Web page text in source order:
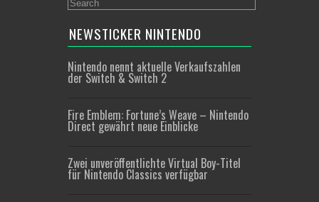
NEWSTICKER NINTENDO
Nintendo nennt aktuelle Verkaufszahlen
der Switch & Switch 2
Fire Emblem: Fortune’s Weave – Nintendo
Direct gewährt neue Einblicke
Zwei unveröffentlichte Virtual Boy-Titel
für Nintendo Classics verfügbar